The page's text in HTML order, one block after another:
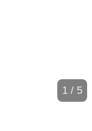
1 / 5